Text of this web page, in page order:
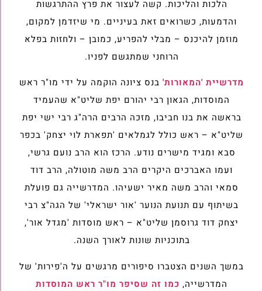
הלכות והליכות. קשה לעצור את פרץ ההתרגשות
והדמעות, כשרואים זאת בעיניים. מי שיזדמן למקום,
מוזמן להיכנס – מבלי להפריע, כמובן – ולחזות בפלא
הרוחני שמתגשם לפניו.
מדרשיית 'המאורות' בנס ציונה הוקמה על ידי מו"ר ראש
המוסדות, הגאון רבי יהורם יפת שליט"א שהעמיד
בראשה את בנו חביבו, מזכה הרבים הרה"ג רבי ישי יפת
שליט"א – ראש כולל לגמלאים 'תפארת לוי יצחק' בכפר
סבא ומגיד מישרים נודע. הרכז הוא הרב נועם גרשי,
ועמו האברכים היקרים הרב משה מוטולה, הרב דוד
סמאי והרב משה מאיר ישעיהו. המדרשייה גם פועלת
בשיתוף עם תנועת הנוער 'אור ישראלי' של הגה"צ רבי
יצחק דוד גרוסמן שליט"א – ראש מוסדות 'מגדל אור',
בתוכניות שונות לאורך השנה.
במשך השנים הצטברו סיפורים מרגשים על ה'פירות' של
המדרשייה, כמו זה שסיפר מו"ר ראש המוסדות